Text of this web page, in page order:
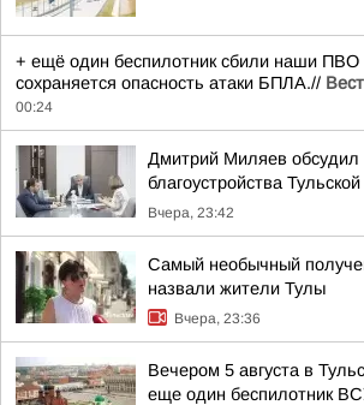
+ ещё один беспилотник сбили наши ПВО
сохраняется опасность атаки БПЛА.//
00:24
Дмитрий Миляев обсудил
благоустройства
Вчера, 23:42
Самый необычный
назвали жители Тулы
Вчера, 23:36
Вечером 5 августа в
еще один беспилотник